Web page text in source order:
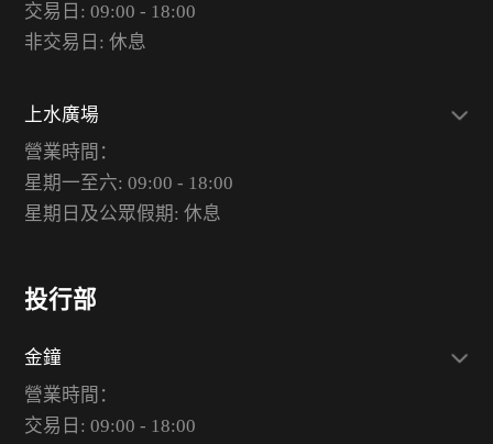
交易日: 09:00 - 18:00
非交易日: 休息
上水廣場
營業時間：
星期一至六: 09:00 - 18:00
星期日及公眾假期: 休息
投行部
金鐘
營業時間：
交易日: 09:00 - 18:00